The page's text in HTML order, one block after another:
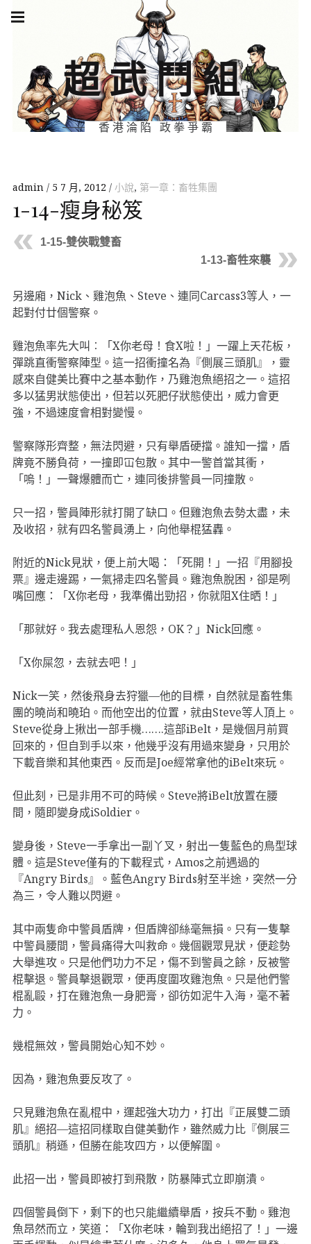
Skip
超武鬥組
香港淪陷 政拳爭霸
navigation
admin 5 7 月, 2012 小說, 第一章：畜牲集團
1-14-瘦身秘笈
1-15-雙俠戰雙畜
1-13-畜牲來襲
另邊廂，Nick、雞泡魚、Steve、連同Carcass3等人，一
起對付廿個警察。
雞泡魚率先大叫︰「X你老母！食X啦！」一躍上天花板，
彈跳直衝警察陣型。這一招衝撞名為『側展三頭肌』，靈
感來自健美比賽中之基本動作，乃雞泡魚絕招之一。這招
多以猛男狀態使出，但若以死肥仔狀態使出，威力會更
強，不過速度會相對變慢。
警察隊形齊整，無法閃避，只有舉盾硬擋。誰知一擋，盾
牌竟不勝負荷，一撞即冚包散。其中一警首當其衝，
「嗚！」一聲爆體而亡，連同後排警員一同撞散。
只一招，警員陣形就打開了缺口。但雞泡魚去勢太盡，未
及收招，就有四名警員湧上，向他舉棍猛轟。
附近的Nick見狀，便上前大喝：「死開！」一招『用腳投
票』邊走邊踢，一氣掃走四名警員。雞泡魚脫困，卻是咧
嘴回應：「X你老母，我準備出勁招，你就阻X住晒！」
「那就好。我去處理私人恩怨，OK？」Nick回應。
「X你屎忽，去就去吧！」
Nick一笑，然後飛身去狩獵—他的目標，自然就是畜牲集
團的曉尚和曉珀。而他空出的位置，就由Steve等人頂上。
Steve從身上揪出一部手機…….這部iBelt，是幾個月前買
回來的，但自到手以來，他幾乎沒有用過來變身，只用於
下載音樂和其他東西。反而是Joe經常拿他的iBelt來玩。
但此刻，已是非用不可的時候。Steve將iBelt放置在腰
間，隨即變身成iSoldier。
變身後，Steve一手拿出一副丫叉，射出一隻藍色的鳥型球
體。這是Steve僅有的下載程式，Amos之前遇過的
『Angry Birds』。藍色Angry Birds射至半途，突然一分
為三，令人難以閃避。
其中兩隻命中警員盾牌，但盾牌卻絲毫無損。只有一隻擊
中警員腰間，警員痛得大叫救命。幾個觀眾見狀，便趁勢
大舉進攻。只是他們功力不足，傷不到警員之餘，反被警
棍擊退。警員擊退觀眾，便再度圍攻雞泡魚。只是他們警
棍亂毆，打在雞泡魚一身肥膏，卻彷如泥牛入海，毫不著
力。
幾棍無效，警員開始心知不妙。
因為，雞泡魚要反攻了。
只見雞泡魚在亂棍中，運起強大功力，打出『正展雙二頭
肌』絕招—這招同樣取自健美動作，雖然威力比『側展三
頭肌』稍遜，但勝在能攻四方，以便解圍。
此招一出，警員即被打到飛散，防暴陣式立即崩潰。
四個警員倒下，剩下的也只能繼續舉盾，按兵不動。雞泡
魚昂然而立，笑道：「X你老味，輪到我出絕招了！」一邊